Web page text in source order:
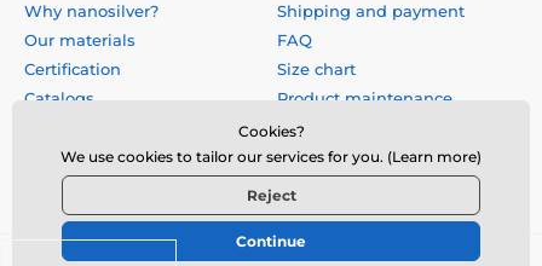
Why nanosilver?
Our materials
Certification
Catalogs
Business gifts
Shipping and payment
FAQ
Size chart
Product maintenance
Reviews
Form for exchange, return or
claim
Cookies?
We use cookies to tailor our services for you. (Learn more)
Reject
Continue